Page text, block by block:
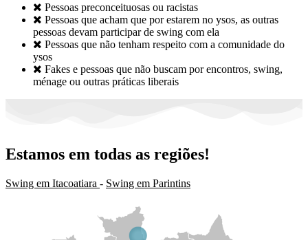
 Pessoas preconceituosas ou racistas
 Pessoas que acham que por estarem no ysos, as outras
pessoas devam participar de swing com ela
 Pessoas que não tenham respeito com a comunidade do
ysos
 Fakes e pessoas que não buscam por encontros, swing,
ménage ou outras práticas liberais
Estamos em todas as regiões!
Swing em Itacoatiara - Swing em Parintins